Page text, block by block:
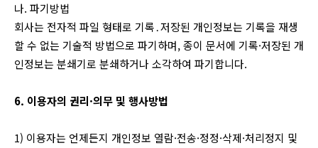
나. 파기방법
회사는 전자적 파일 형태로 기록․저장된 개인정보는 기록을 재생
할 수 없는 기술적 방법으로 파기하며, 종이 문서에 기록·저장된 개
인정보는 분쇄기로 분쇄하거나 소각하여 파기합니다.
6. 이용자의 권리·의무 및 행사방법
1) 이용자는 언제든지 개인정보 열람·전송·정정·삭제·처리정지 및